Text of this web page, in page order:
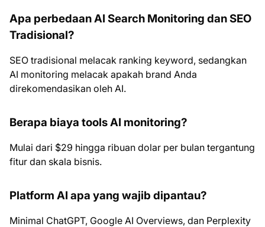
Apa perbedaan AI Search Monitoring dan SEO
Tradisional?
SEO tradisional melacak ranking keyword, sedangkan
AI monitoring melacak apakah brand Anda
direkomendasikan oleh AI.
Berapa biaya tools AI monitoring?
Mulai dari $29 hingga ribuan dolar per bulan tergantung
fitur dan skala bisnis.
Platform AI apa yang wajib dipantau?
Minimal ChatGPT, Google AI Overviews, dan Perplexity